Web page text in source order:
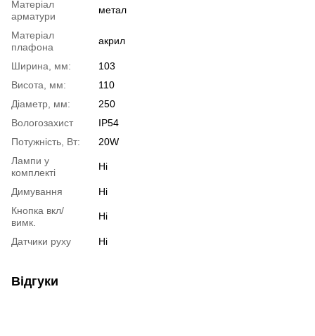
Матеріал
арматури
метал
Матеріал
плафона
акрил
Ширина, мм:
103
Висота, мм:
110
Діаметр, мм:
250
Вологозахист
IP54
Потужність, Вт:
20W
Лампи у
комплекті
Ні
Димування
Ні
Кнопка вкл/
вимк.
Ні
Датчики руху Ні
Відгуки